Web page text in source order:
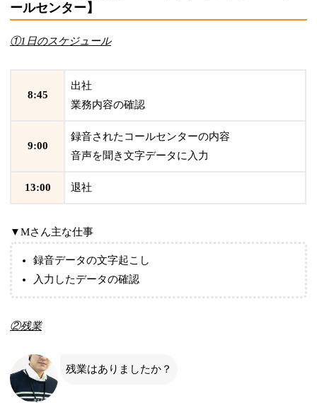
ールセンター】
①1日のスケジュール
8:45
出社
業務内容の確認
9:00
録音されたコールセンターの内容
音声を聞き文字データに入力
13:00 退社
▼Mさん主な仕事
録音データの文字起こし
入力したデータの確認
②残業
残業はありましたか？